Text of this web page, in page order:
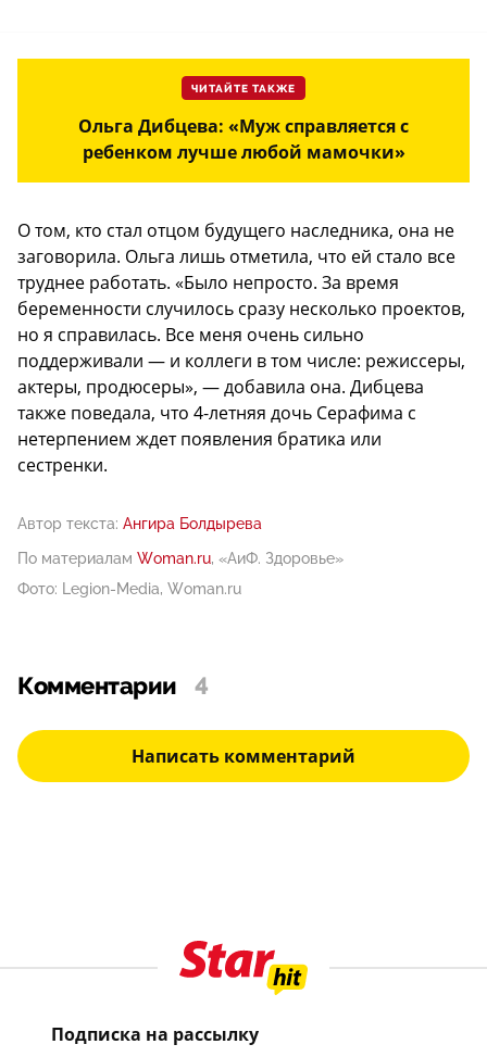
ЧИТАЙТЕ ТАКЖЕ
Ольга Дибцева: «Муж справляется с
ребенком лучше любой мамочки»
О том, кто стал отцом будущего наследника, она не
заговорила. Ольга лишь отметила, что ей стало все
труднее работать. «Было непросто. За время
беременности случилось сразу несколько проектов,
но я справилась. Все меня очень сильно
поддерживали — и коллеги в том числе: режиссеры,
актеры, продюсеры», — добавила она. Дибцева
также поведала, что 4-летняя дочь Серафима с
нетерпением ждет появления братика или
сестренки.
Автор текста: Ангира Болдырева
По материалам Woman.ru, «АиФ. Здоровье»
Фото: Legion-Media, Woman.ru
Комментарии 4
Написать комментарий
Подписка на рассылку